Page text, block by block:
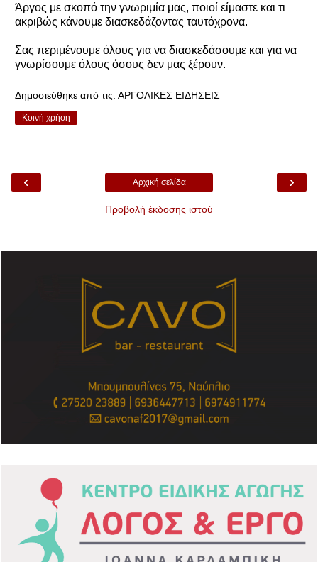
Άργος με σκοπό την γνωριμία μας, ποιοί είμαστε και τι
ακριβώς κάνουμε διασκεδάζοντας ταυτόχρονα.
Σας περιμένουμε όλους για να διασκεδάσουμε και για να
γνωρίσουμε όλους όσους δεν μας ξέρουν.
Δημοσιεύθηκε από τις: ΑΡΓΟΛΙΚΕΣ ΕΙΔΗΣΕΙΣ
Κοινή χρήση
‹ ›
Αρχική σελίδα
Προβολή έκδοσης ιστού